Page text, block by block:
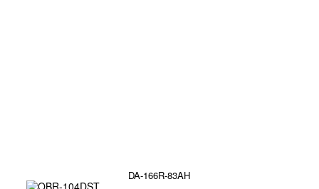
DA-166R-83AH